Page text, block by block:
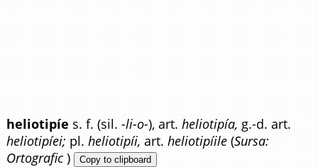
heliotipíe s. f. (sil.-li-o-), art.heliotipía, g.-d. art.
heliotipíei; pl.heliotipíi, art.heliotipíile (Sursa:
Ortografic ) Copy to clipboard